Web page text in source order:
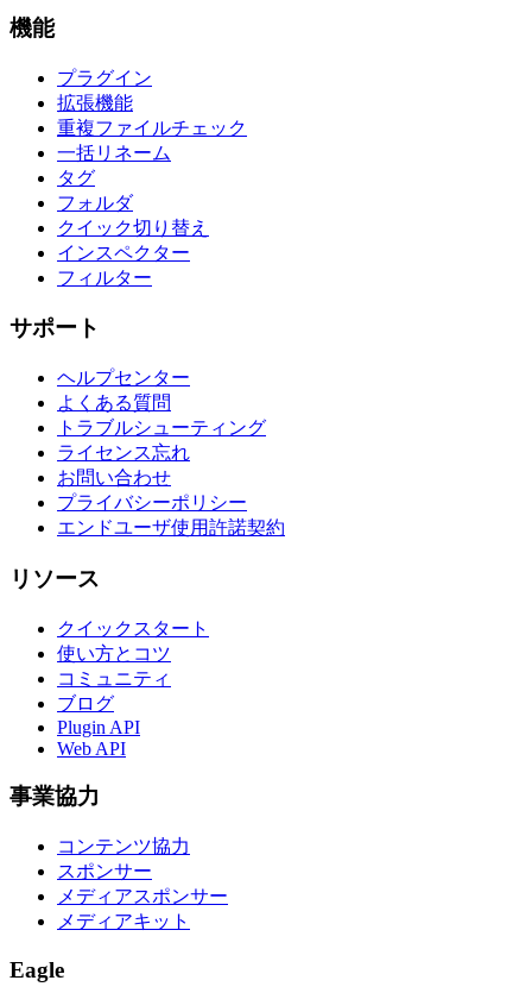
機能
プラグイン
拡張機能
重複ファイルチェック
一括リネーム
タグ
フォルダ
クイック切り替え
インスペクター
フィルター
サポート
ヘルプセンター
よくある質問
トラブルシューティング
ライセンス忘れ
お問い合わせ
プライバシーポリシー
エンドユーザ使用許諾契約
リソース
クイックスタート
使い方とコツ
コミュニティ
ブログ
Plugin API
Web API
事業協力
コンテンツ協力
スポンサー
メディアスポンサー
メディアキット
Eagle